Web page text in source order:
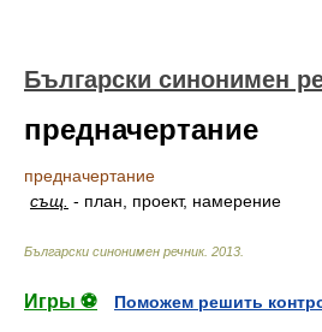
Български синонимен
предначертание
предначертание
същ. - план, проект, намерение
Български синонимен речник. 2013
Игры ⚽
Поможем решить